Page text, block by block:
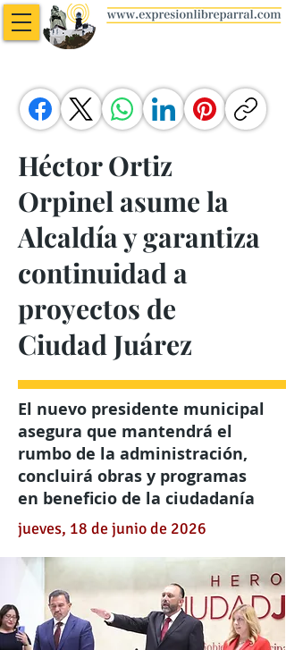
Héctor Ortiz
Orpinel asume la
Alcaldía y garantiza
continuidad a
proyectos de
Ciudad Juárez
El nuevo presidente municipal
asegura que mantendrá el
rumbo de la administración,
concluirá obras y programas
en beneficio de la ciudadanía
jueves, 18 de junio de 2026